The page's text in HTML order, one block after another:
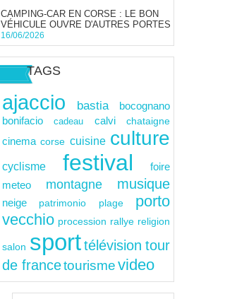
CAMPING-CAR EN CORSE : LE BON
VÉHICULE OUVRE D'AUTRES PORTES
16/06/2026
TAGS
ajaccio bastia bocognano
bonifacio cadeau calvi chataigne
cinema corse cuisine culture
cyclisme festival foire
meteo montagne musique
neige patrimonio plage
porto
vecchio procession rallye religion
salon sport télévision tour
de francetourismevideo